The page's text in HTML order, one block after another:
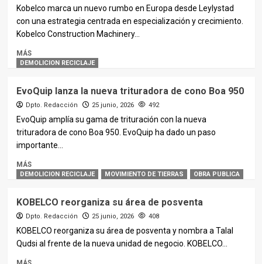
Kobelco marca un nuevo rumbo en Europa desde Leylystad
con una estrategia centrada en especialización y crecimiento.
Kobelco Construction Machinery...
MÁS
DEMOLICION RECICLAJE
EvoQuip lanza la nueva trituradora de cono Boa 950
Dpto. Redacción 25 junio, 2026 492
EvoQuip amplía su gama de trituración con la nueva
trituradora de cono Boa 950. EvoQuip ha dado un paso
importante...
MÁS
DEMOLICION RECICLAJE MOVIMIENTO DE TIERRAS OBRA PUBLICA
KOBELCO reorganiza su área de posventa
Dpto. Redacción 25 junio, 2026 408
KOBELCO reorganiza su área de posventa y nombra a Talal
Qudsi al frente de la nueva unidad de negocio. KOBELCO...